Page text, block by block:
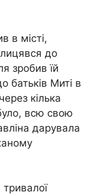
в місті,
до
зробив їй
батьків Миті в
кілька
всю свою
дарувала
тривалої